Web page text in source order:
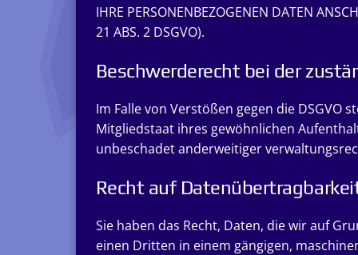
IHRE PERSONENBEZOGENEN DATEN
21 ABS. 2 DSGVO).
Beschwerderecht bei der
Im Falle von Verstößen gegen die
Mitgliedstaat ihres gewöhnlichen
unbeschadet anderweitiger
Recht auf
Sie haben das Recht, Daten, die wir auf
einen Dritten in einem gängigen,